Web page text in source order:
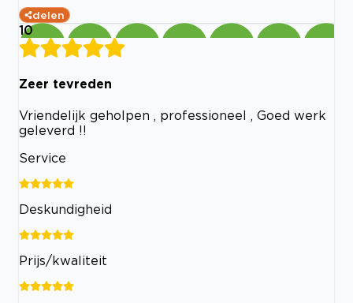
delen
10
Zeer tevreden
Vriendelijk geholpen , professioneel , Goed werk
geleverd !!
Service
Deskundigheid
Prijs/kwaliteit